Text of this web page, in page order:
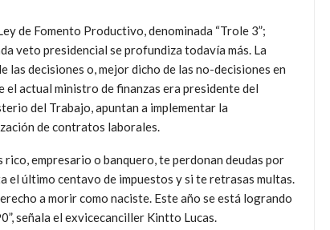
de Fomento Productivo, denominada “Trole 3”;
veto presidencial se profundiza todavía más. La
decisiones o, mejor dicho de las no-decisiones en
actual ministro de finanzas era presidente del
del Trabajo, apuntan a implementar la
de contratos laborales.
rico, empresario o banquero, te perdonan deudas por
el último centavo de impuestos y si te retrasas multas.
a morir como naciste. Este año se está logrando
señala el exvicecanciller Kintto Lucas.